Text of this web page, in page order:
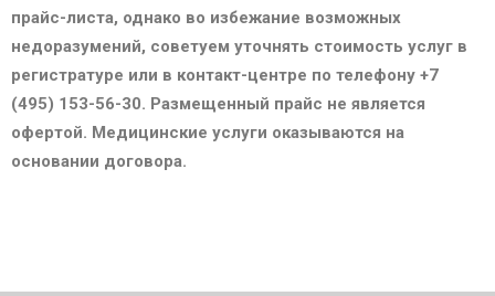
прайс-листа, однако во избежание возможных
недоразумений, советуем уточнять стоимость услуг в
регистратуре или в контакт-центре по телефону +7
(495) 153-56-30. Размещенный прайс не является
офертой. Медицинские услуги оказываются на
основании договора.